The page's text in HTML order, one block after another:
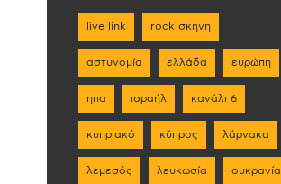
live link rock σκηνη
αστυνομία ελλάδα ευρώπη
ηπα ισραήλ κανάλι 6
κυπριακό κύπρος λάρνακα
λεμεσός λευκωσία ουκρανία